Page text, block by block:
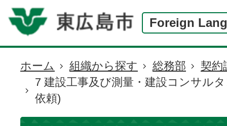
Foreign
現
位
ホーム 組織から探す 総務部
契約
7 建設工事及び測量・建設コンサル
依頼)